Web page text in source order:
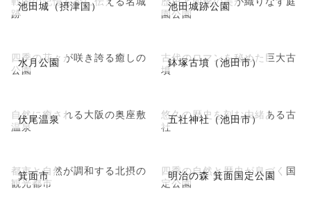
池田城（摂津国）
跡
池田城跡公園
園公園
水月公園
四季の花々が咲き誇る癒しの
公園
鉢塚古墳（池田市）
古代のロマンを秘めた巨大古
墳
伏尾温泉
自然に癒される大阪の奥座敷
温泉
五社神社（池田市）
悠久の歴史を刻む由緒ある古
社
箕面市
都市と自然が調和する北摂の
観光都市
明治の森 箕面国定公園
四季の自然と歴史が息づく国
定公園